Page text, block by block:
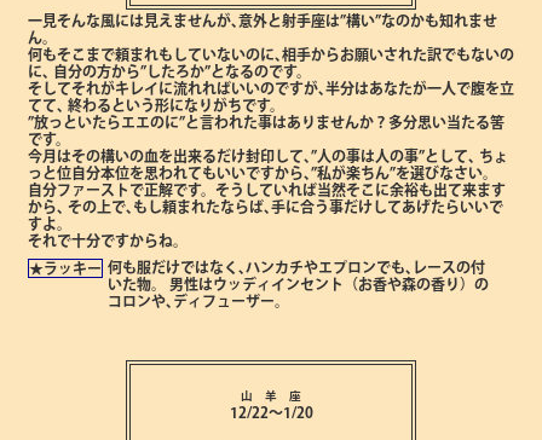
一見そんな風には見えませんが､意外と射手座は”構い”なのかも知れませ
ん。
何もそこまで頼まれもしていないのに､相手からお願いされた訳でもないの
に､
自分の方から”したろか”となるのです。
そしてそれがキレイに流れればいいのですが､半分はあなたが一人で腹を立
てて､ 終わるという形になりがちです。
”放っといたらエエのに”と言われた事はありませんか？多分思い当たる筈
です。
今月はその構いの血を出来るだけ封印して､”人の事は人の事”として､
ちょ
っと位自分本位を思われてもいいですから､”私が楽ちん”を選びなさい。
自分ファーストで正解です。そうしていれば当然そこに余裕も出て来ます
から､ その上で､もし頼まれたならば､手に合う事だけしてあげたらいいで
すよ。
それで十分ですからね。
★ラッキー 何も服だけではなく､ハンカチやエプロンでも､レースの付
いた物。
男性はウッディインセント（お香や森の香り）の
コロンや､ ディフューザー。
山 羊 座
12/22～1/20